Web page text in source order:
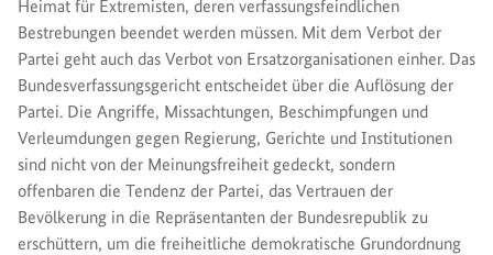
Heimat für Extremisten, deren verfassungsfeindlichen
Bestrebungen beendet werden müssen. Mit dem Verbot der
Partei geht auch das Verbot von Ersatzorganisationen einher. Das
Bundesverfassungsgericht entscheidet über die Auflösung der
Partei. Die Angriffe, Missachtungen, Beschimpfungen und
Verleumdungen gegen Regierung, Gerichte und Institutionen
sind nicht von der Meinungsfreiheit gedeckt, sondern
offenbaren die Tendenz der Partei, das Vertrauen der
Bevölkerung in die Repräsentanten der Bundesrepublik zu
erschüttern, um die freiheitliche demokratische Grundordnung